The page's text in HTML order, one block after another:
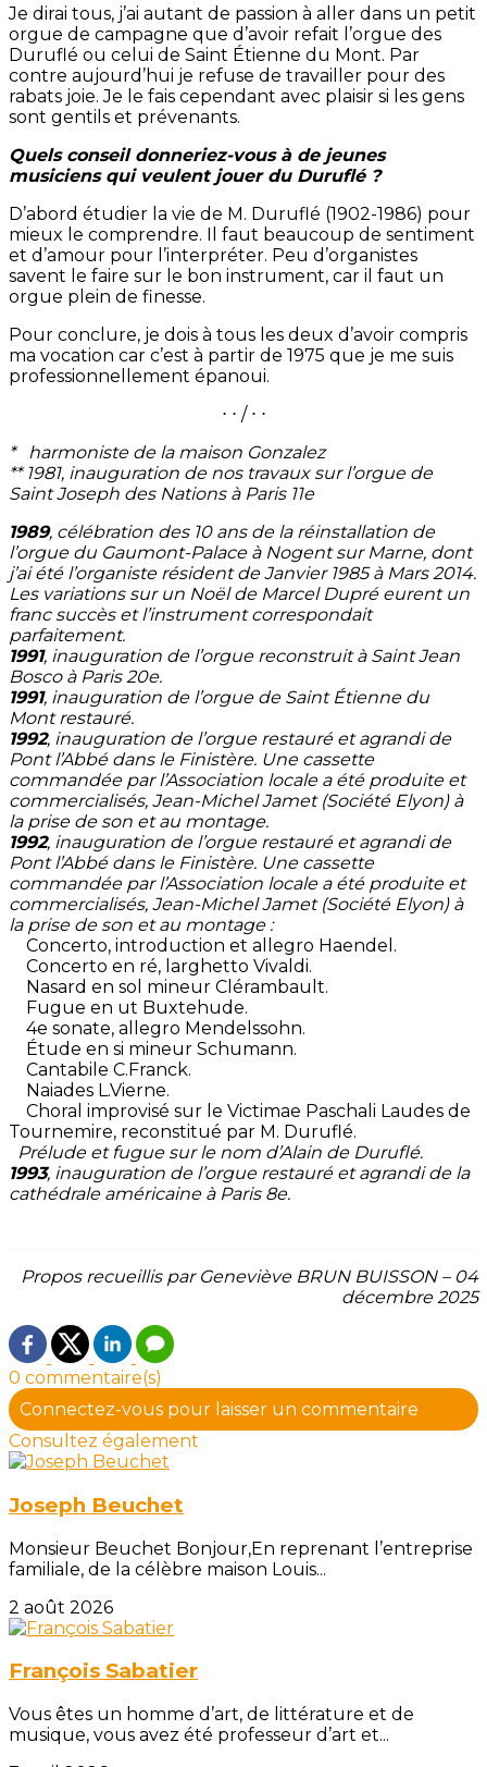
Je dirai tous, j’ai autant de passion à aller dans un petit
orgue de campagne que d’avoir refait l’orgue des
Duruflé ou celui de Saint Étienne du Mont. Par
contre aujourd’hui je refuse de travailler pour des
rabats joie. Je le fais cependant avec plaisir si les gens
sont gentils et prévenants.
Quels conseil donneriez-vous à de jeunes
musiciens qui veulent jouer du Duruflé ?
D’abord étudier la vie de M. Duruflé (1902-1986) pour
mieux le comprendre. Il faut beaucoup de sentiment
et d’amour pour l’interpréter. Peu d’organistes
savent le faire sur le bon instrument, car il faut un
orgue plein de finesse.
Pour conclure, je dois à tous les deux d’avoir compris
ma vocation car c’est à partir de 1975 que je me suis
professionnellement épanoui.
⋅ ⋅ / ⋅ ⋅
* harmoniste de la maison Gonzalez
** 1981, inauguration de nos travaux sur l’orgue de
Saint Joseph des Nations à Paris 11e
1989, célébration des 10 ans de la réinstallation de
l’orgue du Gaumont-Palace à Nogent sur Marne, dont
j’ai été l’organiste résident de Janvier 1985 à Mars 2014.
Les variations sur un Noël de Marcel Dupré eurent un
franc succès et l’instrument correspondait
parfaitement.
1991, inauguration de l’orgue reconstruit à Saint Jean
Bosco à Paris 20e.
1991, inauguration de l’orgue de Saint Étienne du
Mont restauré.
1992, inauguration de l’orgue restauré et agrandi de
Pont l’Abbé dans le Finistère. Une cassette
commandée par l’Association locale a été produite et
commercialisés, Jean-Michel Jamet (Société Elyon) à
la prise de son et au montage.
1992, inauguration de l’orgue restauré et agrandi de
Pont l’Abbé dans le Finistère. Une cassette
commandée par l’Association locale a été produite et
commercialisés, Jean-Michel Jamet (Société Elyon) à
la prise de son et au montage :
Concerto, introduction et allegro Haendel.
Concerto en ré, larghetto Vivaldi.
Nasard en sol mineur Clérambault.
Fugue en ut Buxtehude.
4e sonate, allegro Mendelssohn.
Étude en si mineur Schumann.
Cantabile C.Franck.
Naiades L.Vierne.
Choral improvisé sur le Victimae Paschali Laudes de
Tournemire, reconstitué par M. Duruflé.
Prélude et fugue sur le nom d’Alain de Duruflé.
1993, inauguration de l’orgue restauré et agrandi de la
cathédrale américaine à Paris 8e.
Propos recueillis par Geneviève BRUN BUISSON – 04
décembre 2025
0 commentaire(s)
Connectez-vous pour laisser un commentaire
Consultez également
Joseph Beuchet
Monsieur Beuchet Bonjour,En reprenant l’entreprise
familiale, de la célèbre maison Louis...
2 août 2026
François Sabatier
Vous êtes un homme d’art, de littérature et de
musique, vous avez été professeur d’art et...